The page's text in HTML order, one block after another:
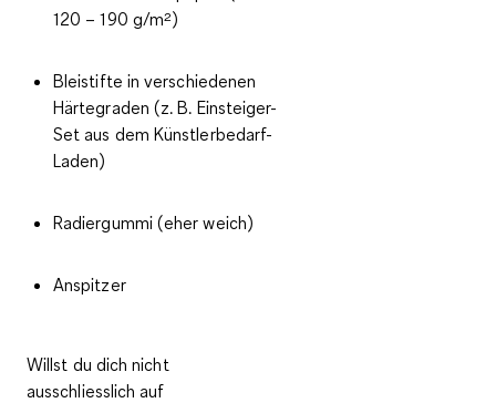
120 – 190 g/m²)
Bleistifte in verschiedenen
Härtegraden (z. B. Einsteiger-
Set aus dem Künstlerbedarf-
Laden)
Radiergummi (eher weich)
Anspitzer
Willst du dich nicht
ausschliesslich auf